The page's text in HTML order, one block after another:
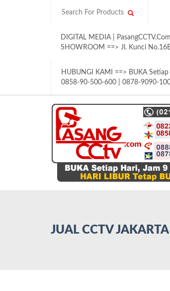
DIGITAL MEDIA |
SHOWROOM ==> Jl. Kunci
HUBUNGI KAMI ==> BUKA
0858-90-500-600 | 0878-9090-
JUAL CCTV